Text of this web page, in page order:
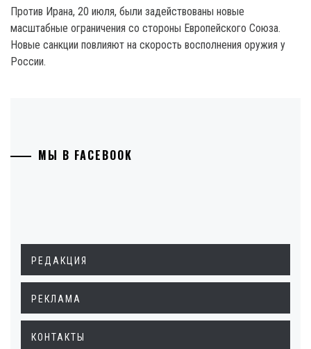
Против Ирана, 20 июля, были задействованы новые
масштабные ограничения со стороны Европейского Союза.
Новые санкции повлияют на скорость восполнения оружия у
России.
МЫ В FACEBOOK
РЕДАКЦИЯ
РЕКЛАМА
КОНТАКТЫ